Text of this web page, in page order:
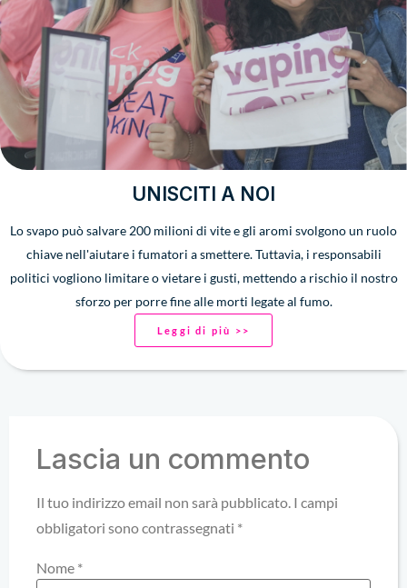
UNISCITI A NOI
Lo svapo può salvare 200 milioni di vite e gli aromi svolgono un ruolo
chiave nell'aiutare i fumatori a smettere. Tuttavia, i responsabili
politici vogliono limitare o vietare i gusti, mettendo a rischio il nostro
sforzo per porre fine alle morti legate al fumo.
Leggi di più >>
Lascia un commento
Il tuo indirizzo email non sarà pubblicato. I campi
obbligatori sono contrassegnati *
Nome *